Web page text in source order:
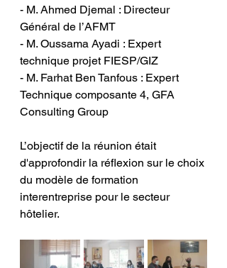
- M. Ahmed Djemal : Directeur
Général de l’AFMT
- M. Oussama Ayadi : Expert
technique projet FIESP/GIZ
- M. Farhat Ben Tanfous : Expert
Technique composante 4, GFA
Consulting Group
L’objectif de la réunion était
d'approfondir la réflexion sur le choix
du modèle de formation
interentreprise pour le secteur
hôtelier.